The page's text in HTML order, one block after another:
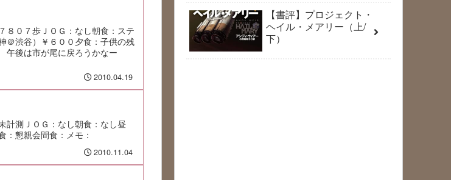
８０７歩ＪＯＧ：なし朝食：ステ
＠渋谷）￥６００夕食：子供の残
後は市が尾に戻ろうかなー
2010.04.19
計測ＪＯＧ：なし朝食：なし昼
：懇親会間食：メモ：
2010.11.04
【書評】プロジェクト・
ヘイル・メアリー（上/
下）